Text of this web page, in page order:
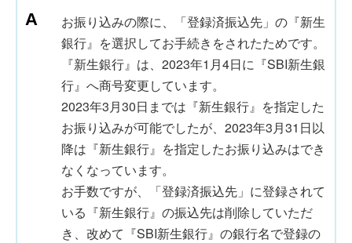
お振り込みの際に、「登録済振込先」の『新生
銀行』を選択してお手続きをされたためです。
『新生銀行』は、2023年1月4日に『SBI新生銀
行』へ商号変更しています。
2023年3月30日までは『新生銀行』を指定した
お振り込みが可能でしたが、2023年3月31日以
降は『新生銀行』を指定したお振り込みはでき
なくなっています。
お手数ですが、「登録済振込先」に登録されて
いる『新生銀行』の振込先は削除していただ
き、改めて『SBI新生銀行』の銀行名で登録の